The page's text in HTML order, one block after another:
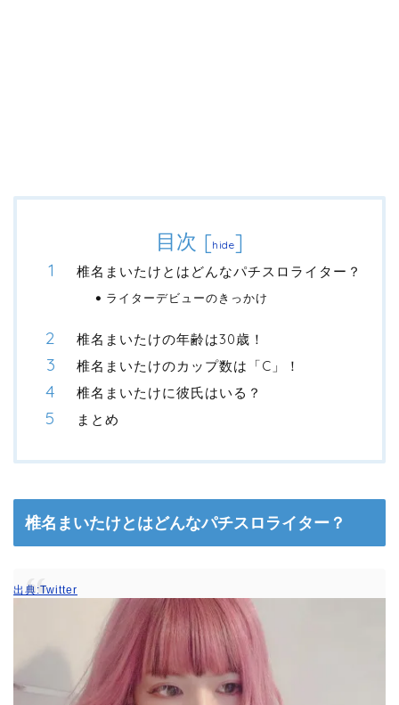
目次 [hide]
椎名まいたけとはどんなパチスロライター？
ライターデビューのきっかけ
椎名まいたけの年齢は30歳！
椎名まいたけのカップ数は「C」！
椎名まいたけに彼氏はいる？
まとめ
椎名まいたけとはどんなパチスロライター？
出典:Twitter